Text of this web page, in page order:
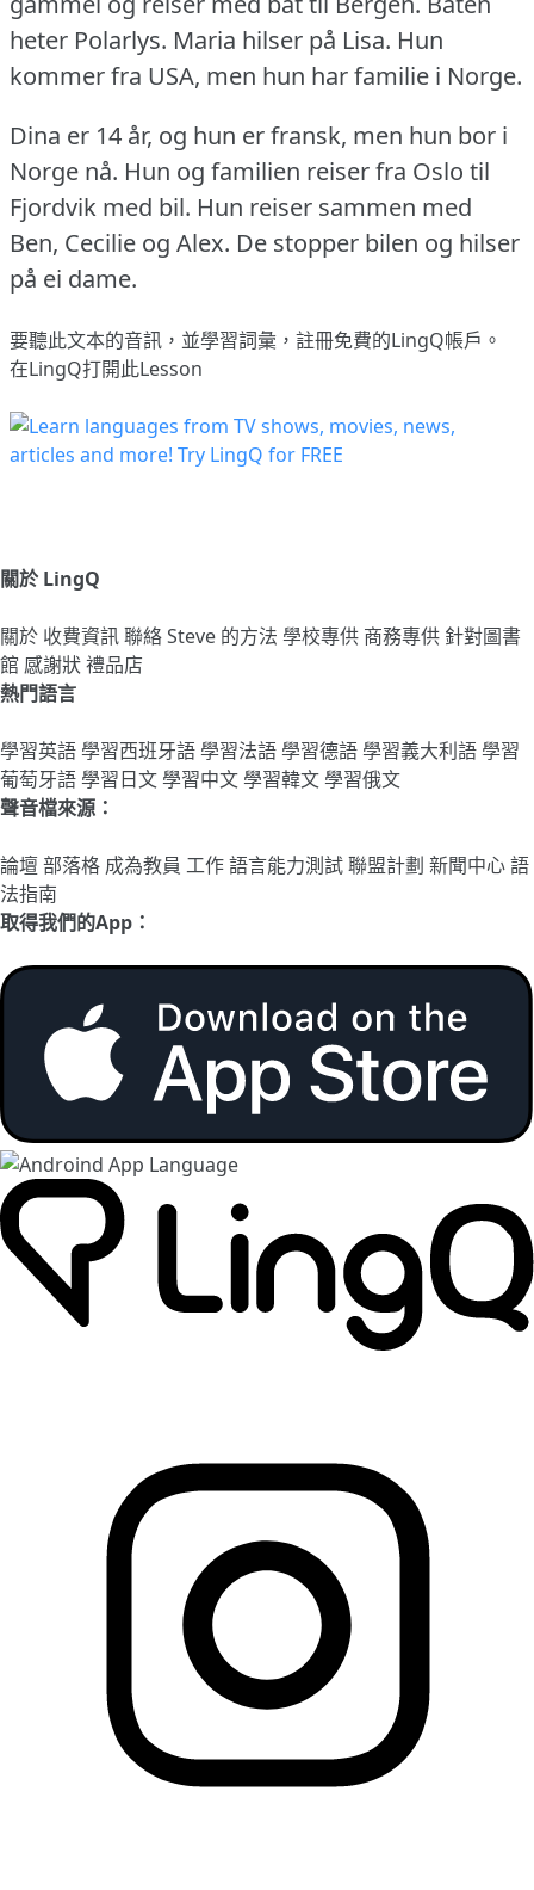
heter Polarlys. Maria hilser på Lisa. Hun
kommer fra USA, men hun har familie i Norge.
Dina er 14 år, og hun er fransk, men hun bor i
Norge nå. Hun og familien reiser fra Oslo til
Fjordvik med bil. Hun reiser sammen med
Ben, Cecilie og Alex. De stopper bilen og hilser
på ei dame.
要聽此文本的音訊，並學習詞彙， 註冊免費的LingQ帳戶。
在LingQ打開此Lesson
關於 LingQ
關於 收費資訊聯絡Steve 的方法 學校專供 商務專供 針對圖書
館 感謝狀禮品店
熱門語言
學習英語學習西班牙語學習法語學習德語學習義大利語學習
葡萄牙語學習日文學習中文學習韓文學習俄文
聲音檔來源：
論壇部落格 成為教員 工作語言能力測試聯盟計劃 新聞中心語
法指南
取得我們的App：